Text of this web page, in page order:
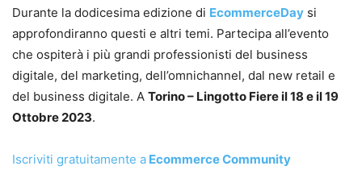
Durante la dodicesima edizione di EcommerceDay si
approfondiranno questi e altri temi. Partecipa all’evento
che ospiterà i più grandi professionisti del business
digitale, del marketing, dell’omnichannel, dal new retail e
del business digitale. A Torino – Lingotto Fiere il 18 e il 19
Ottobre 2023.
Iscriviti gratuitamente a Ecommerce Community